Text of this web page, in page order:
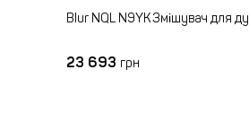
Blur NQL N9YK Змішувач для
23 693 грн